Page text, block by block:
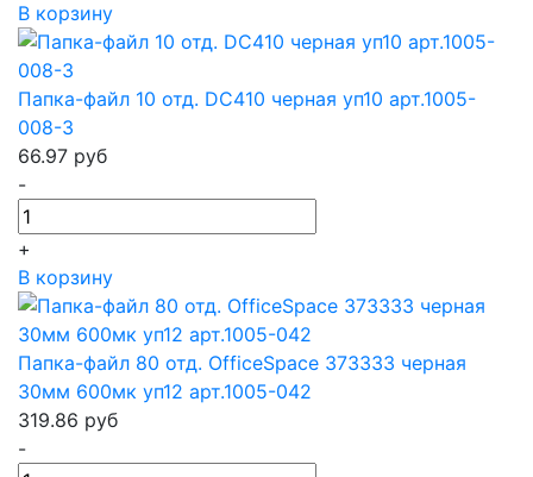
В корзину
Папка-файл 10 отд. DC410 черная уп10 арт.1005-
008-3
66.97 руб
-
+
В корзину
Папка-файл 80 отд. OfficeSpace 373333 черная
30мм 600мк уп12 арт.1005-042
319.86 руб
-